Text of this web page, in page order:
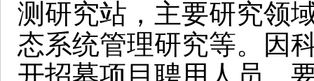
测研究站，主要研究领
态系统管理研究等。因